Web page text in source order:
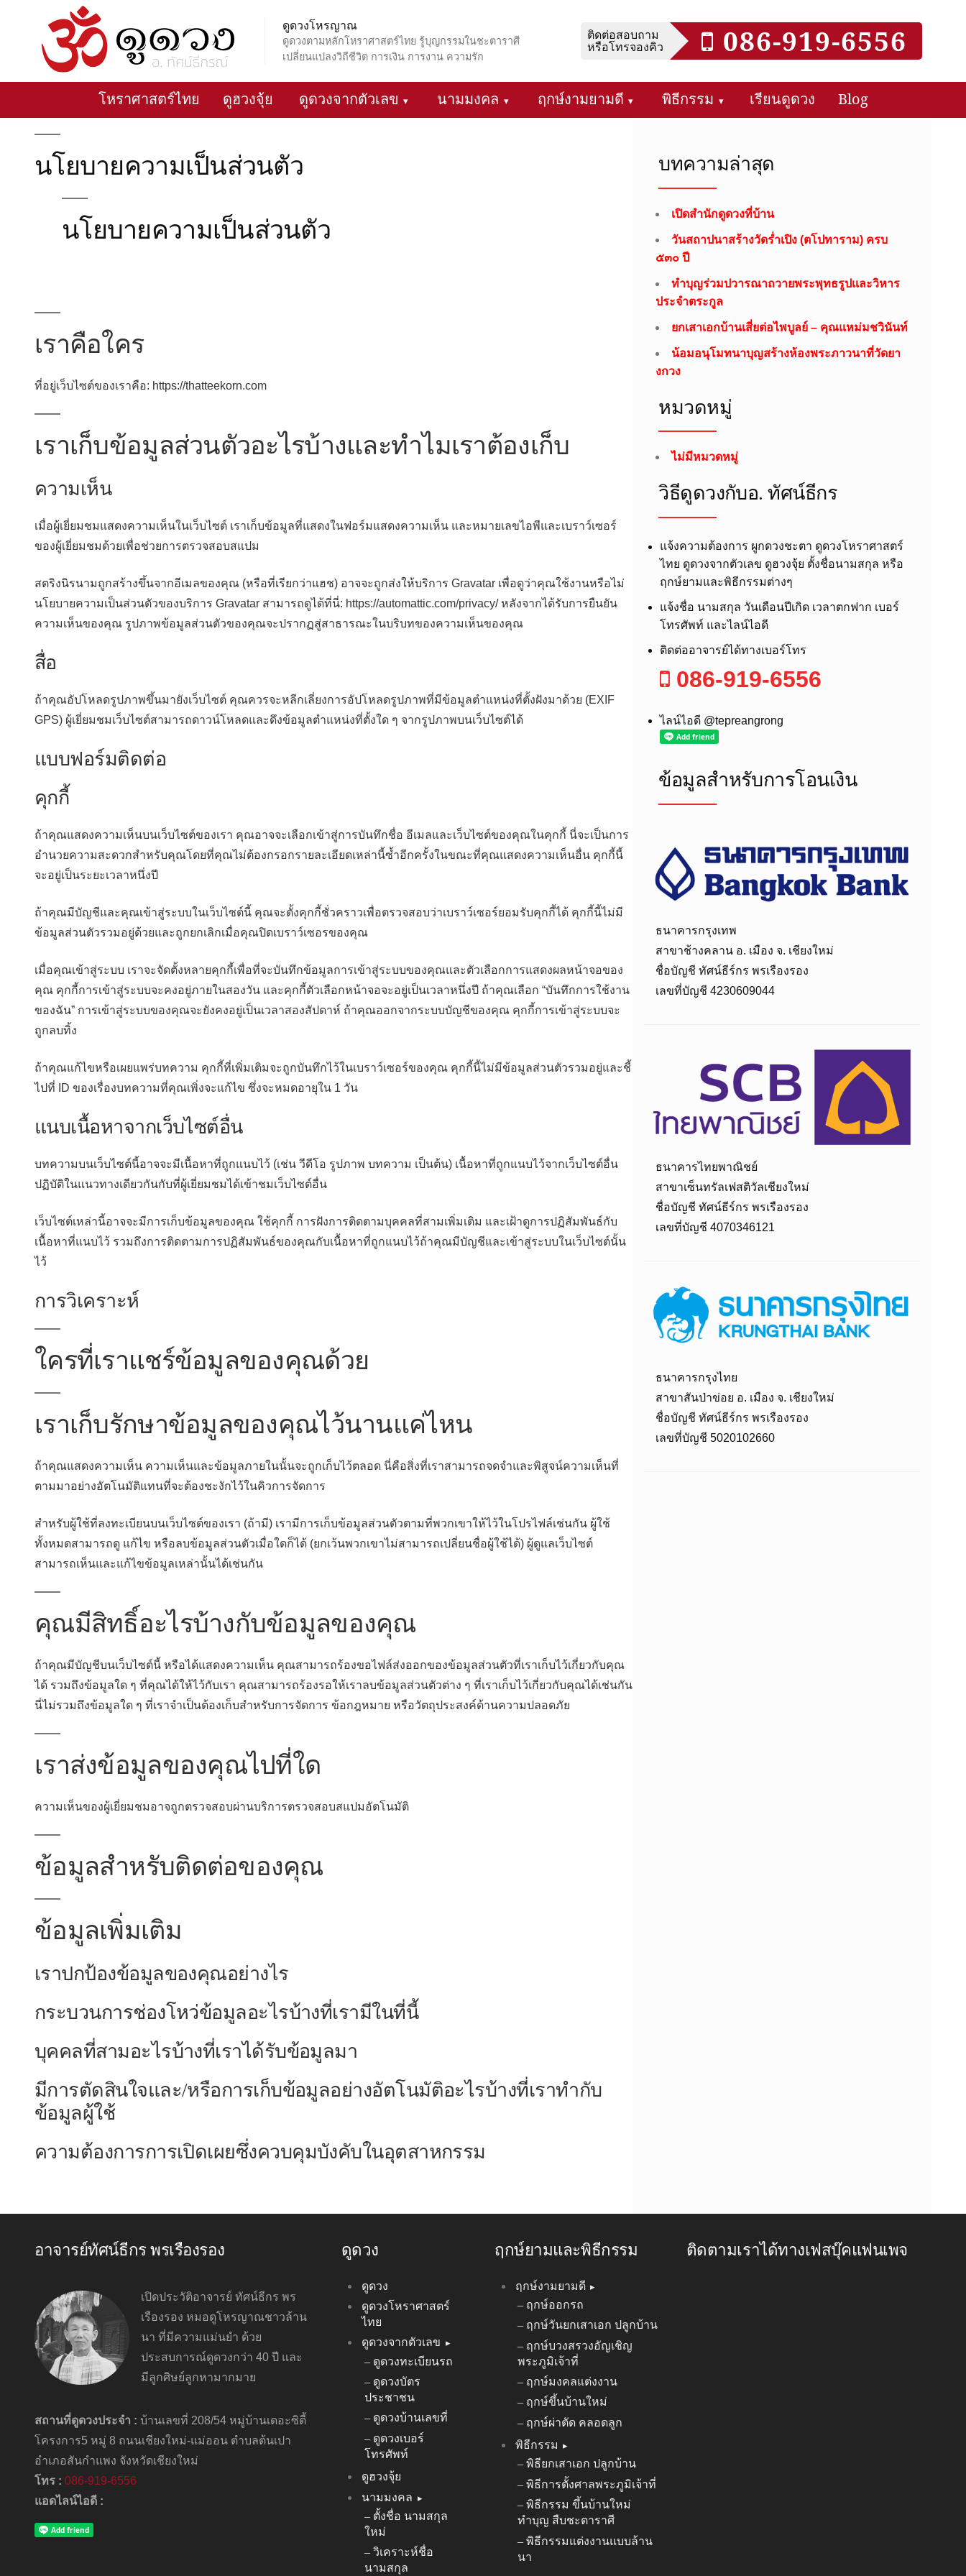
ดูดวงโหรญาณ
ดูดวงตามหลักโหราศาสตร์ไทย รู้บุญกรรมในชะตาราศี
เปลี่ยนแปลงวิถีชีวิต การเงิน การงาน ความรัก
ติดต่อสอบถาม
หรือโทรจองคิว 086-919-6556
โหราศาสตร์ไทย ดูฮวงจุ้ย ดูดวงจากตัวเลข นามมงคล ฤกษ์งามยามดี พิธีกรรม เรียนดูดวง Blog
นโยบายความเป็นส่วนตัว
นโยบายความเป็นส่วนตัว
เราคือใคร
ที่อยู่เว็บไซต์ของเราคือ: https://thatteekorn.com
เราเก็บข้อมูลส่วนตัวอะไรบ้างและทำไมเราต้องเก็บ
ความเห็น
เมื่อผู้เยี่ยมชมแสดงความเห็นในเว็บไซต์ เราเก็บข้อมูลที่แสดงในฟอร์มแสดงความเห็น และหมายเลขไอพีและเบราว์เซอร์
ของผู้เยี่ยมชมด้วยเพื่อช่วยการตรวจสอบสแปม
สตริงนิรนามถูกสร้างขึ้นจากอีเมลของคุณ (หรือที่เรียกว่าแฮช) อาจจะถูกส่งให้บริการ Gravatar เพื่อดูว่าคุณใช้งานหรือไม่
นโยบายความเป็นส่วนตัวของบริการ Gravatar สามารถดูได้ที่นี่: https://automattic.com/privacy/ หลังจากได้รับการยืนยัน
ความเห็นของคุณ รูปภาพข้อมูลส่วนตัวของคุณจะปรากฏสู่สาธารณะในบริบทของความเห็นของคุณ
สื่อ
ถ้าคุณอัปโหลดรูปภาพขึ้นมายังเว็บไซต์ คุณควรจะหลีกเลี่ยงการอัปโหลดรูปภาพที่มีข้อมูลตำแหน่งที่ตั้งฝังมาด้วย (EXIF
GPS) ผู้เยี่ยมชมเว็บไซต์สามารถดาวน์โหลดและดึงข้อมูลตำแหน่งที่ตั้งใด ๆ จากรูปภาพบนเว็บไซต์ได้
แบบฟอร์มติดต่อ
คุกกี้
ถ้าคุณแสดงความเห็นบนเว็บไซต์ของเรา คุณอาจจะเลือกเข้าสู่การบันทึกชื่อ อีเมลและเว็บไซต์ของคุณในคุกกี้ นี่จะเป็นการ
อำนวยความสะดวกสำหรับคุณโดยที่คุณไม่ต้องกรอกรายละเอียดเหล่านี้ซ้ำอีกครั้งในขณะที่คุณแสดงความเห็นอื่น คุกกี้นี้
จะอยู่เป็นระยะเวลาหนึ่งปี
ถ้าคุณมีบัญชีและคุณเข้าสู่ระบบในเว็บไซต์นี้ คุณจะตั้งคุกกี้ชั่วคราวเพื่อตรวจสอบว่าเบราว์เซอร์ยอมรับคุกกี้ได้ คุกกี้นี้ไม่มี
ข้อมูลส่วนตัวรวมอยู่ด้วยและถูกยกเลิกเมื่อคุณปิดเบราว์เซอรของคุณ
เมื่อคุณเข้าสู่ระบบ เราจะจัดตั้งหลายคุกกี้เพื่อที่จะบันทึกข้อมูลการเข้าสู่ระบบของคุณและตัวเลือกการแสดงผลหน้าจอของ
คุณ คุกกี้การเข้าสู่ระบบจะคงอยู่ภายในสองวัน และคุกกี้ตัวเลือกหน้าจอจะอยู่เป็นเวลาหนึ่งปี ถ้าคุณเลือก “บันทึกการใช้งาน
ของฉัน” การเข้าสู่ระบบของคุณจะยังคงอยู่เป็นเวลาสองสัปดาห์ ถ้าคุณออกจากระบบบัญชีของคุณ คุกกี้การเข้าสู่ระบบจะ
ถูกลบทิ้ง
ถ้าคุณแก้ไขหรือเผยแพร่บทความ คุกกี้ที่เพิ่มเติมจะถูกบันทึกไว้ในเบราว์เซอร์ของคุณ คุกกี้นี้ไม่มีข้อมูลส่วนตัวรวมอยู่และชี้
ไปที่ ID ของเรื่องบทความที่คุณเพิ่งจะแก้ไข ซึ่งจะหมดอายุใน 1 วัน
แนบเนื้อหาจากเว็บไซต์อื่น
บทความบนเว็บไซต์นี้อาจจะมีเนื้อหาที่ถูกแนบไว้ (เช่น วีดีโอ รูปภาพ บทความ เป็นต้น) เนื้อหาที่ถูกแนบไว้จากเว็บไซต์อื่น
ปฏิบัติในแนวทางเดียวกันกับที่ผู้เยี่ยมชมได้เข้าชมเว็บไซต์อื่น
เว็บไซต์เหล่านี้อาจจะมีการเก็บข้อมูลของคุณ ใช้คุกกี้ การฝังการติดตามบุคคลที่สามเพิ่มเติม และเฝ้าดูการปฏิสัมพันธ์กับ
เนื้อหาที่แนบไว้ รวมถึงการติดตามการปฏิสัมพันธ์ของคุณกับเนื้อหาที่ถูกแนบไว้ถ้าคุณมีบัญชีและเข้าสู่ระบบในเว็บไซต์นั้น
ไว้
การวิเคราะห์
ใครที่เราแชร์ข้อมูลของคุณด้วย
เราเก็บรักษาข้อมูลของคุณไว้นานแค่ไหน
ถ้าคุณแสดงความเห็น ความเห็นและข้อมูลภายในนั้นจะถูกเก็บไว้ตลอด นี่คือสิ่งที่เราสามารถจดจำและพิสูจน์ความเห็นที่
ตามมาอย่างอัตโนมัติแทนที่จะต้องชะงักไว้ในคิวการจัดการ
สำหรับผู้ใช้ที่ลงทะเบียนบนเว็บไซต์ของเรา (ถ้ามี) เรามีการเก็บข้อมูลส่วนตัวตามที่พวกเขาให้ไว้ในโปรไฟล์เช่นกัน ผู้ใช้
ทั้งหมดสามารถดู แก้ไข หรือลบข้อมูลส่วนตัวเมื่อใดก็ได้ (ยกเว้นพวกเขาไม่สามารถเปลี่ยนชื่อผู้ใช้ได้) ผู้ดูแลเว็บไซต์
สามารถเห็นและแก้ไขข้อมูลเหล่านั้นได้เช่นกัน
คุณมีสิทธิ์อะไรบ้างกับข้อมูลของคุณ
ถ้าคุณมีบัญชีบนเว็บไซต์นี้ หรือได้แสดงความเห็น คุณสามารถร้องขอไฟล์ส่งออกของข้อมูลส่วนตัวที่เราเก็บไว้เกี่ยวกับคุณ
ได้ รวมถึงข้อมูลใด ๆ ที่คุณได้ให้ไว้กับเรา คุณสามารถร้องรอให้เราลบข้อมูลส่วนตัวต่าง ๆ ที่เราเก็บไว้เกี่ยวกับคุณได้เช่นกัน
นี่ไม่รวมถึงข้อมูลใด ๆ ที่เราจำเป็นต้องเก็บสำหรับการจัดการ ข้อกฎหมาย หรือวัตถุประสงค์ด้านความปลอดภัย
เราส่งข้อมูลของคุณไปที่ใด
ความเห็นของผู้เยี่ยมชมอาจถูกตรวจสอบผ่านบริการตรวจสอบสแปมอัตโนมัติ
ข้อมูลสำหรับติดต่อของคุณ
ข้อมูลเพิ่มเติม
เราปกป้องข้อมูลของคุณอย่างไร
กระบวนการช่องโหว่ข้อมูลอะไรบ้างที่เรามีในที่นี้
บุคคลที่สามอะไรบ้างที่เราได้รับข้อมูลมา
มีการตัดสินใจและ/หรือการเก็บข้อมูลอย่างอัตโนมัติอะไรบ้างที่เราทำกับ
ข้อมูลผู้ใช้
ความต้องการการเปิดเผยซึ่งควบคุมบังคับในอุตสาหกรรม
บทความล่าสุด
เปิดสำนักดูดวงที่บ้าน
วันสถาปนาสร้างวัดร่ำเปิง (ตโปทาราม) ครบ
๕๓๐ ปี
ทำบุญร่วมปวารณาถวายพระพุทธรูปและวิหาร
ประจำตระกูล
ยกเสาเอกบ้านเสี่ยต่อไพบูลย์ – คุณแหม่มชวินันท์
น้อมอนุโมทนาบุญสร้างห้องพระภาวนาที่วัดยา
งกวง
หมวดหมู่
ไม่มีหมวดหมู่
วิธีดูดวงกับอ.​ ทัศน์ธีกร
แจ้งความต้องการ ผูกดวงชะตา ดูดวงโหราศาสตร์
ไทย ดูดวงจากตัวเลข ดูฮวงจุ้ย ตั้งชื่อนามสกุล หรือ
ฤกษ์ยามและพิธีกรรมต่างๆ
แจ้งชื่อ นามสกุล วันเดือนปีเกิด เวลาตกฟาก เบอร์
โทรศัพท์ และไลน์ไอดี
ติดต่ออาจารย์ได้ทางเบอร์โทร
086-919-6556
ไลน์ไอดี @tepreangrong
ข้อมูลสำหรับการโอนเงิน
ธนาคารกรุงเทพ
สาขาช้างคลาน อ. เมือง จ. เชียงใหม่
ชื่อบัญชี ทัศน์ธีร์กร พรเรืองรอง
เลขที่บัญชี 4230609044
ธนาคารไทยพาณิชย์
สาขาเซ็นทรัลเฟสติวัลเชียงใหม่
ชื่อบัญชี ทัศน์ธีร์กร พรเรืองรอง
เลขที่บัญชี 4070346121
ธนาคารกรุงไทย
สาขาสันป่าข่อย อ. เมือง จ. เชียงใหม่
ชื่อบัญชี ทัศน์ธีร์กร พรเรืองรอง
เลขที่บัญชี 5020102660
อาจารย์ทัศน์ธีกร พรเรืองรอง
เปิดประวัติอาจารย์ ทัศน์ธีกร พร
เรืองรอง หมอดูโหรญาณชาวล้าน
นา ที่มีความแม่นยำ ด้วย
ประสบการณ์ดูดวงกว่า 40 ปี และ
มีลูกศิษย์ลูกหามากมาย
สถานที่ดูดวงประจำ : บ้านเลขที่ 208/54 หมู่บ้านเดอะซิตี้
โครงการ5 หมู่ 8 ถนนเชียงใหม่-แม่ออน ตำบลต้นเปา
อำเภอสันกำแพง จังหวัดเชียงใหม่
โทร : 086-919-6556
แอดไลน์ไอดี :
ดูดวง
ดูดวง
ดูดวงโหราศาสตร์
ไทย
ดูดวงจากตัวเลข
ดูดวงทะเบียนรถ
ดูดวงบัตร
ประชาชน
ดูดวงบ้านเลขที่
ดูดวงเบอร์
โทรศัพท์
ดูฮวงจุ้ย
นามมงคล
ตั้งชื่อ นามสกุล
ใหม่
วิเคราะห์ชื่อ
นามสกุล
ฤกษ์ยามและพิธีกรรม
ฤกษ์งามยามดี
ฤกษ์ออกรถ
ฤกษ์วันยกเสาเอก ปลูกบ้าน
ฤกษ์บวงสรวงอัญเชิญ
พระภูมิเจ้าที่
ฤกษ์มงคลแต่งงาน
ฤกษ์ขึ้นบ้านใหม่
ฤกษ์ผ่าตัด คลอดลูก
พิธีกรรม
พิธียกเสาเอก ปลูกบ้าน
พิธีการตั้งศาลพระภูมิเจ้าที่
พิธีกรรม ขึ้นบ้านใหม่
ทำบุญ สืบชะตาราศี
พิธีกรรมแต่งงานแบบล้าน
นา
ติดตามเราได้ทางเฟสบุ๊คแฟนเพจ